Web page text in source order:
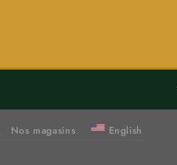
Nos magasins English